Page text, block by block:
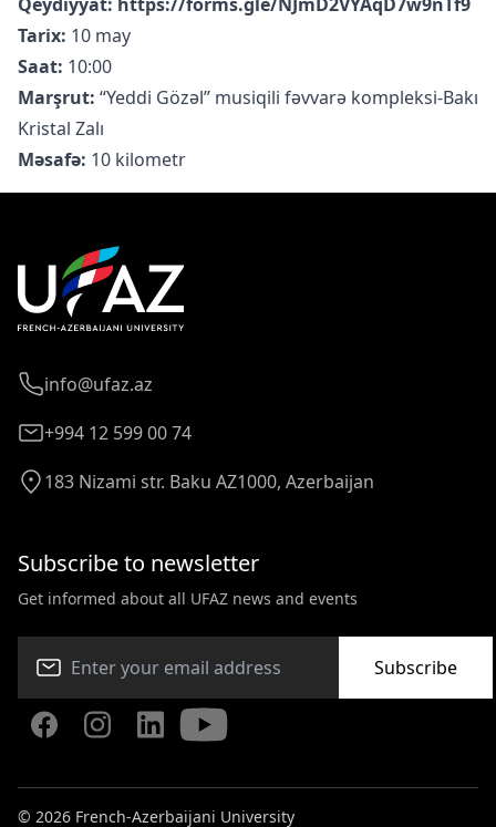
Tarix: 10 may
Saat: 10:00
Marşrut: “Yeddi Gözəl” musiqili fəvvarə kompleksi-Bakı
Kristal Zalı
Məsafə: 10 kilometr
info@ufaz.az
+994 12 599 00 74
183 Nizami str. Baku AZ1000, Azerbaijan
Subscribe to newsletter
Get informed about all UFAZ news and events
Subscribe
© 2026 French-Azerbaijani University